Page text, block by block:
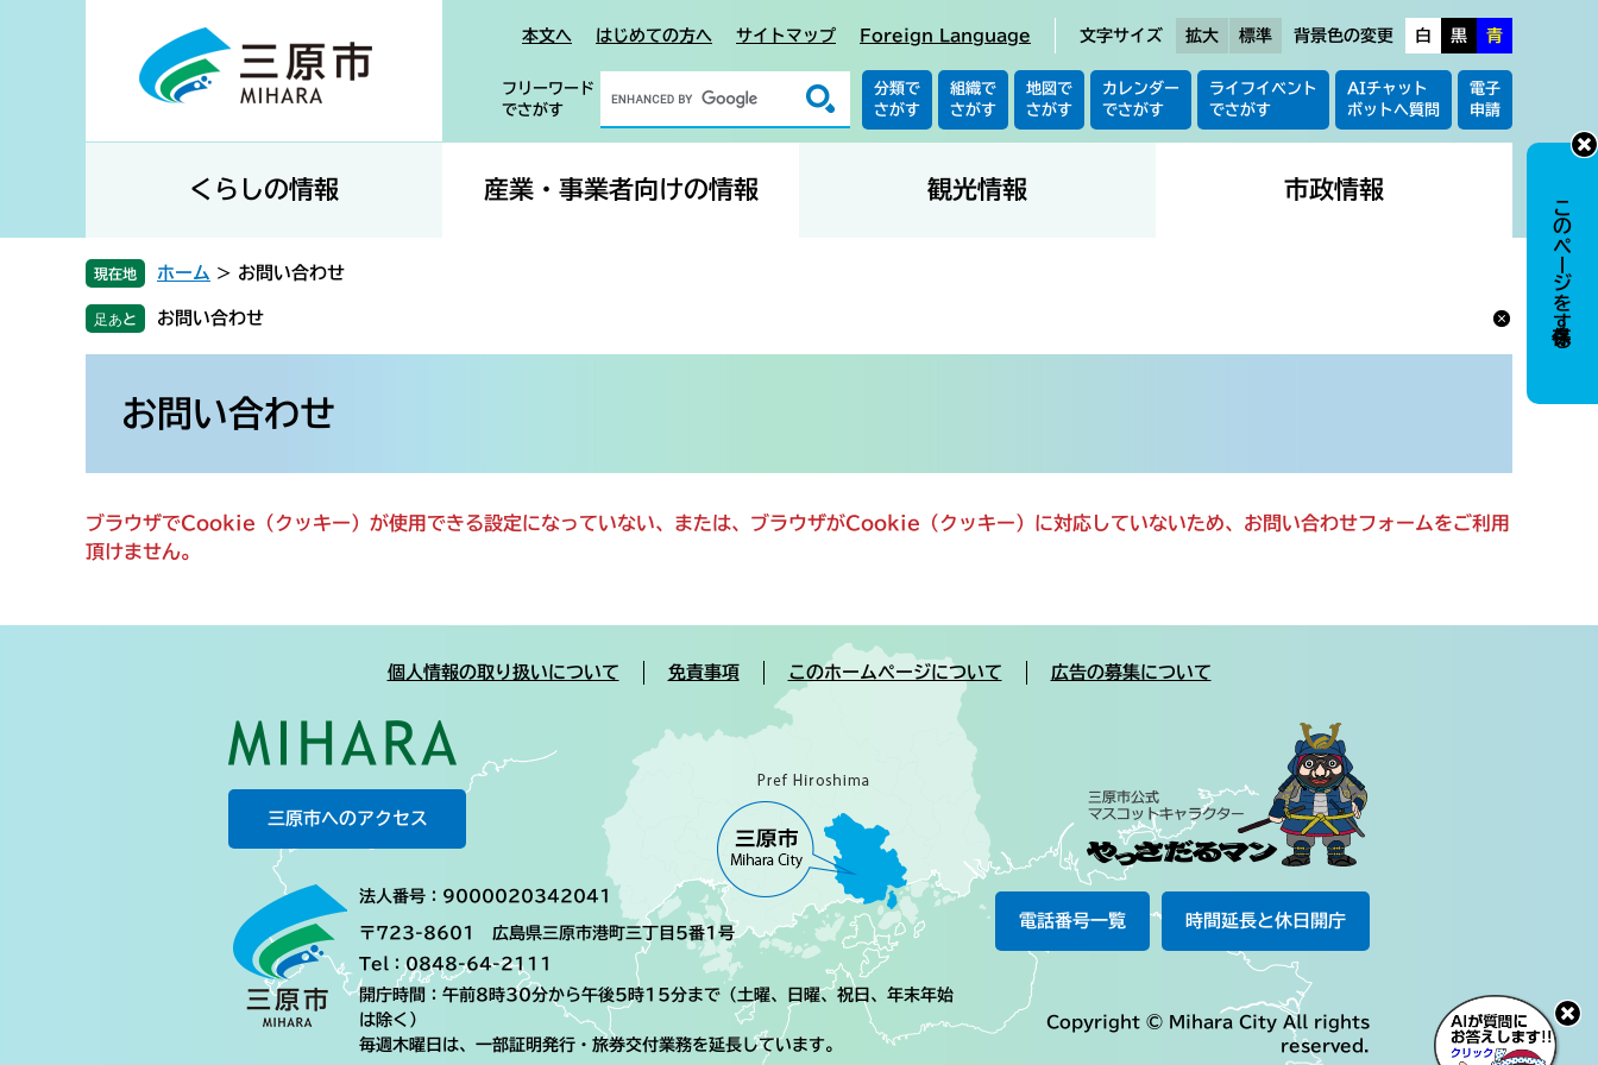
。
て
本文へ はじめての方へ サイトマップ Foreign Language 文字サイズ 拡大 標準 背景色の変更 白 黒 青
フリーワード
でさがす
分類で
さがす
組織で
さがす
地図で
さがす
カレンダー
でさがす
ライフイベント
でさがす
AIチャット
ボットへ質問
電子
申請
くらしの情報 産業・事業者向けの情報 観光情報 市政情報
現在地 ホーム > お問い合わせ
お問い合わせ
お問い合わせ
ブラウザでCookie（クッキー）が使用できる設定になっていない、または、ブラウザがCookie（クッキー）に対応していないため、お問い合わせフォームをご利用
頂けません。
個人情報の取り扱いについて 免責事項 このホームページについて 広告の募集について
三原市へのアクセス
法人番号：9000020342041
〒723-8601 広島県三原市港町三丁目5番1号
Tel：0848-64-2111
開庁時間：午前8時30分から午後5時15分まで（土曜、日曜、祝日、年末年始
は除く）
毎週木曜日は、一部証明発行・旅券交付業務を延長しています。
電話番号一覧 時間延長と休日開庁
Copyright © Mihara City All rights
reserved.
このページを保存する